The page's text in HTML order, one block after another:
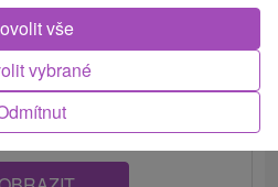
Oravy ponúka ubytovanie v
vybrané
vše